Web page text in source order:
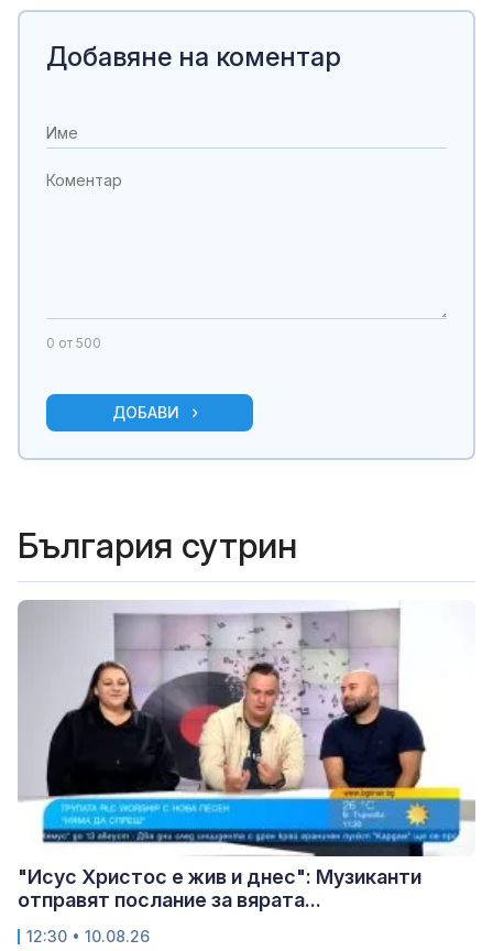
Добавяне на коментар
0 от 500
ДОБАВИ
България сутрин
"Исус Христос е жив и днес": Музиканти
отправят послание за вярата...
12:30 • 10.08.26